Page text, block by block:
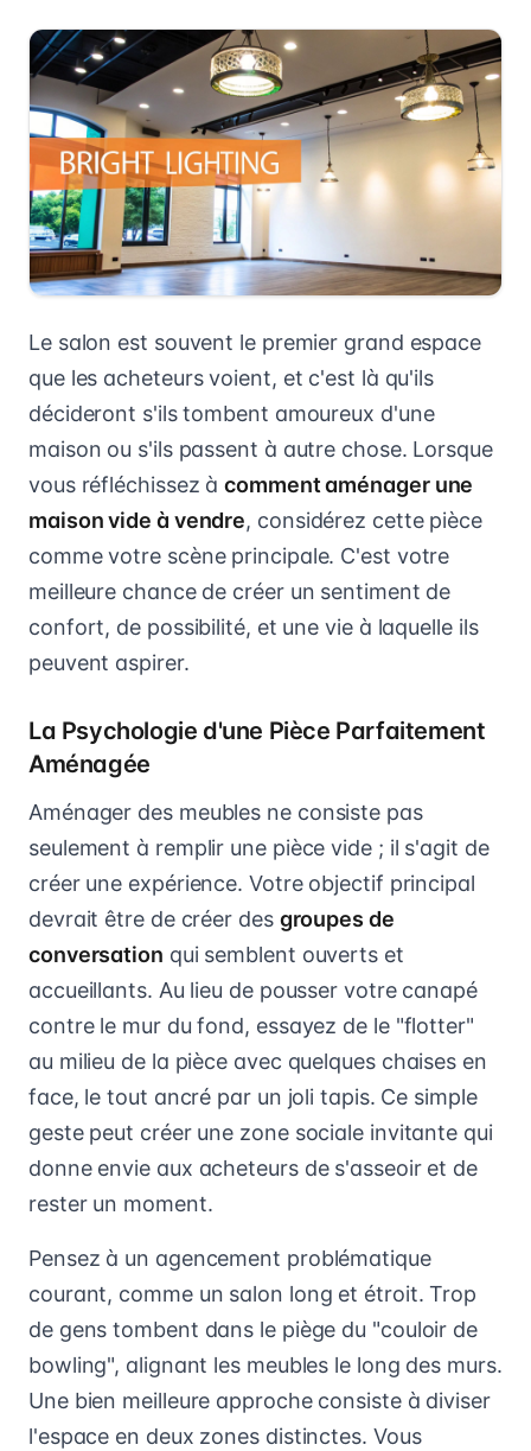
Le salon est souvent le premier grand espace
que les acheteurs voient, et c'est là qu'ils
décideront s'ils tombent amoureux d'une
maison ou s'ils passent à autre chose. Lorsque
vous réfléchissez àcomment aménager une
maison vide à vendre, considérez cette pièce
comme votre scène principale. C'est votre
meilleure chance de créer un sentiment de
confort, de possibilité, et une vie à laquelle ils
peuvent aspirer.
La Psychologie d'une Pièce Parfaitement
Aménagée
Aménager des meubles ne consiste pas
seulement à remplir une pièce vide ; il s'agit de
créer une expérience. Votre objectif principal
devrait être de créer des groupes de
conversation qui semblent ouverts et
accueillants. Au lieu de pousser votre canapé
contre le mur du fond, essayez de le "flotter"
au milieu de la pièce avec quelques chaises en
face, le tout ancré par un joli tapis. Ce simple
geste peut créer une zone sociale invitante qui
donne envie aux acheteurs de s'asseoir et de
rester un moment.
Pensez à un agencement problématique
courant, comme un salon long et étroit. Trop
de gens tombent dans le piège du "couloir de
bowling", alignant les meubles le long des murs.
Une bien meilleure approche consiste à diviser
l'espace en deux zones distinctes. Vous